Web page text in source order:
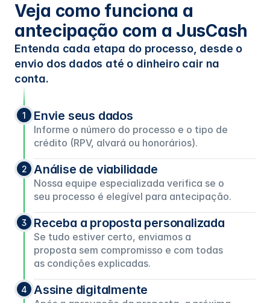
Veja como funciona a
antecipação com a JusCash
Entenda cada etapa do processo, desde o
envio dos dados até o dinheiro cair na
conta.
1 Envie seus dados
Informe o número do processo e o tipo de
crédito (RPV, alvará ou honorários).
2 Análise de viabilidade
Nossa equipe especializada verifica se o
seu processo é elegível para antecipação.
3 Receba a proposta personalizada
Se tudo estiver certo, enviamos a
proposta sem compromisso e com todas
as condições explicadas.
4 Assine digitalmente